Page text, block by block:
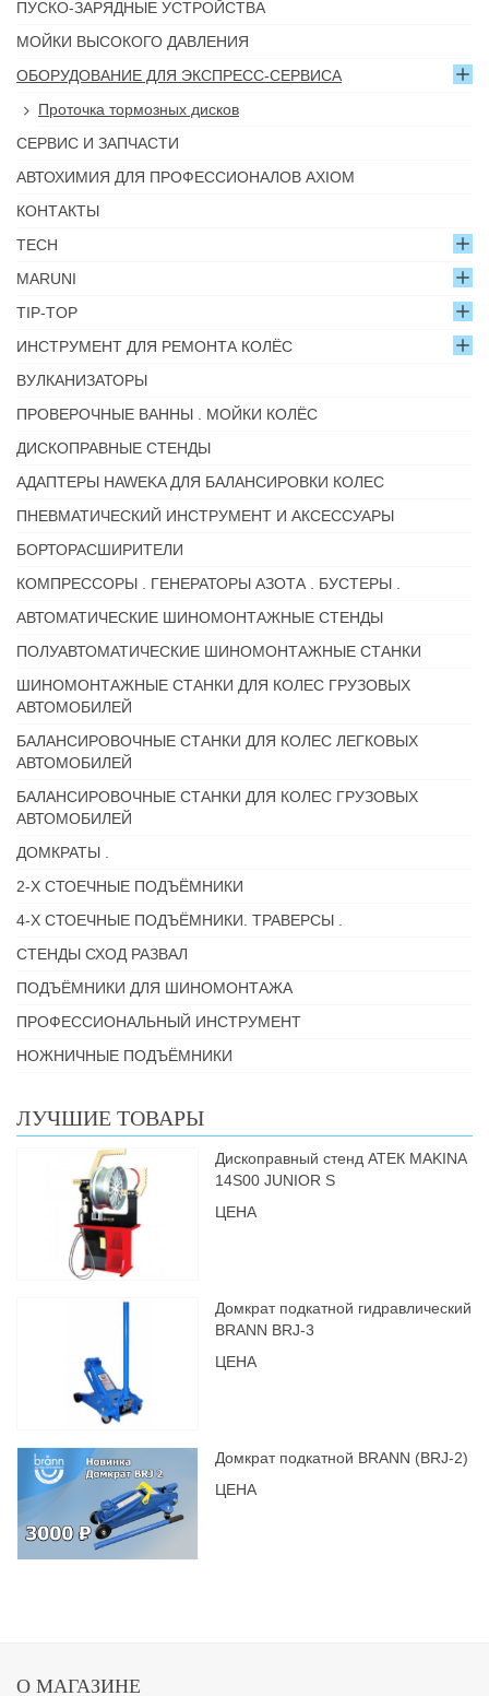
ПУСКО-ЗАРЯДНЫЕ УСТРОЙСТВА
МОЙКИ ВЫСОКОГО ДАВЛЕНИЯ
ОБОРУДОВАНИЕ ДЛЯ ЭКСПРЕСС-СЕРВИСА
Проточка тормозных дисков
СЕРВИС И ЗАПЧАСТИ
АВТОХИМИЯ ДЛЯ ПРОФЕССИОНАЛОВ AXIOM
КОНТАКТЫ
TECH
MARUNI
TIP-TOP
ИНСТРУМЕНТ ДЛЯ РЕМОНТА КОЛЁС
ВУЛКАНИЗАТОРЫ
ПРОВЕРОЧНЫЕ ВАННЫ . МОЙКИ КОЛЁС
ДИСКОПРАВНЫЕ СТЕНДЫ
АДАПТЕРЫ HAWEKA ДЛЯ БАЛАНСИРОВКИ КОЛЕС
ПНЕВМАТИЧЕСКИЙ ИНСТРУМЕНТ И АКСЕССУАРЫ
БОРТОРАСШИРИТЕЛИ
КОМПРЕССОРЫ . ГЕНЕРАТОРЫ АЗОТА . БУСТЕРЫ .
АВТОМАТИЧЕСКИЕ ШИНОМОНТАЖНЫЕ СТЕНДЫ
ПОЛУАВТОМАТИЧЕСКИЕ ШИНОМОНТАЖНЫЕ СТАНКИ
ШИНОМОНТАЖНЫЕ СТАНКИ ДЛЯ КОЛЕС ГРУЗОВЫХ
АВТОМОБИЛЕЙ
БАЛАНСИРОВОЧНЫЕ СТАНКИ ДЛЯ КОЛЕС ЛЕГКОВЫХ
АВТОМОБИЛЕЙ
БАЛАНСИРОВОЧНЫЕ СТАНКИ ДЛЯ КОЛЕС ГРУЗОВЫХ
АВТОМОБИЛЕЙ
ДОМКРАТЫ .
2-Х СТОЕЧНЫЕ ПОДЪЁМНИКИ
4-Х СТОЕЧНЫЕ ПОДЪЁМНИКИ. ТРАВЕРСЫ .
СТЕНДЫ СХОД РАЗВАЛ
ПОДЪЁМНИКИ ДЛЯ ШИНОМОНТАЖА
ПРОФЕССИОНАЛЬНЫЙ ИНСТРУМЕНТ
НОЖНИЧНЫЕ ПОДЪЁМНИКИ
ЛУЧШИЕ ТОВАРЫ
Дископравный стенд АТЕК MAKINA
14S00 JUNIOR S
ЦЕНА
Домкрат подкатной гидравлический
BRANN BRJ-3
ЦЕНА
Домкрат подкатной BRANN (BRJ-2)
ЦЕНА
О МАГАЗИНЕ